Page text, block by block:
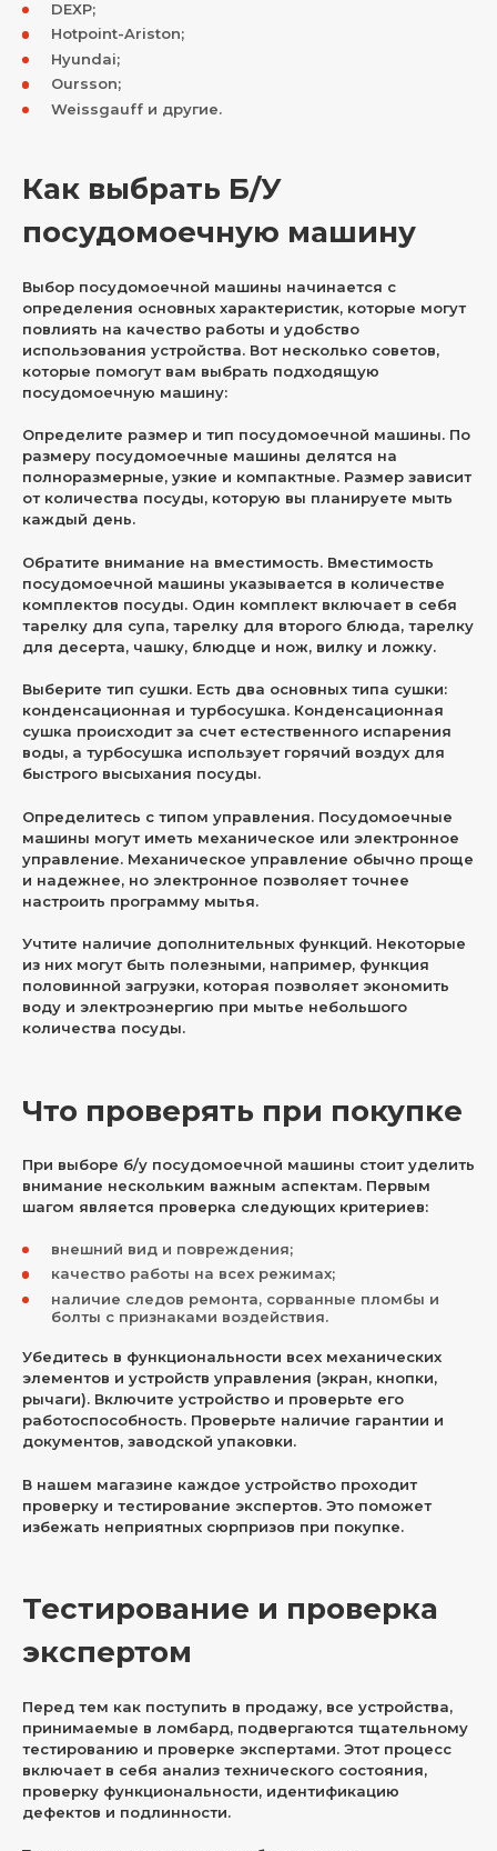
DEXP;
Hotpoint-Ariston;
Hyundai;
Oursson;
Weissgauff и другие.
Как выбрать Б/У
посудомоечную машину
Выбор посудомоечной машины начинается с
определения основных характеристик, которые могут
повлиять на качество работы и удобство
использования устройства. Вот несколько советов,
которые помогут вам выбрать подходящую
посудомоечную машину:
Определите размер и тип посудомоечной машины. По
размеру посудомоечные машины делятся на
полноразмерные, узкие и компактные. Размер зависит
от количества посуды, которую вы планируете мыть
каждый день.
Обратите внимание на вместимость. Вместимость
посудомоечной машины указывается в количестве
комплектов посуды. Один комплект включает в себя
тарелку для супа, тарелку для второго блюда, тарелку
для десерта, чашку, блюдце и нож, вилку и ложку.
Выберите тип сушки. Есть два основных типа сушки:
конденсационная и турбосушка. Конденсационная
сушка происходит за счет естественного испарения
воды, а турбосушка использует горячий воздух для
быстрого высыхания посуды.
Определитесь с типом управления. Посудомоечные
машины могут иметь механическое или электронное
управление. Механическое управление обычно проще
и надежнее, но электронное позволяет точнее
настроить программу мытья.
Учтите наличие дополнительных функций. Некоторые
из них могут быть полезными, например, функция
половинной загрузки, которая позволяет экономить
воду и электроэнергию при мытье небольшого
количества посуды.
Что проверять при покупке
При выборе б/у посудомоечной машины стоит уделить
внимание нескольким важным аспектам. Первым
шагом является проверка следующих критериев:
внешний вид и повреждения;
качество работы на всех режимах;
наличие следов ремонта, сорванные пломбы и
болты с признаками воздействия.
Убедитесь в функциональности всех механических
элементов и устройств управления (экран, кнопки,
рычаги). Включите устройство и проверьте его
работоспособность. Проверьте наличие гарантии и
документов, заводской упаковки.
В нашем магазине каждое устройство проходит
проверку и тестирование экспертов. Это поможет
избежать неприятных сюрпризов при покупке.
Тестирование и проверка
экспертом
Перед тем как поступить в продажу, все устройства,
принимаемые в ломбард, подвергаются тщательному
тестированию и проверке экспертами. Этот процесс
включает в себя анализ технического состояния,
проверку функциональности, идентификацию
дефектов и подлинности.